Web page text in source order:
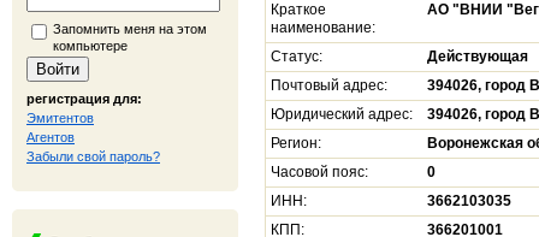
Запомнить меня на этом
компьютере
регистрация для:
Эмитентов
Агентов
Забыли свой пароль?
Краткое
наименование:
АО "ВНИИ
Статус:
Действующая
Почтовый адрес:
394026, город
Юридический адрес:
394026, город
Регион:
Воронежская
Часовой пояс:
0
ИНН:
3662103035
КПП:
366201001